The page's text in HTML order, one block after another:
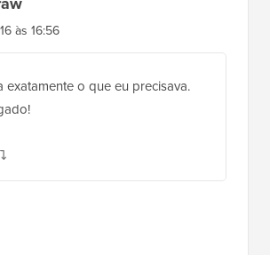
às 16:56
exatamente o que eu precisava.